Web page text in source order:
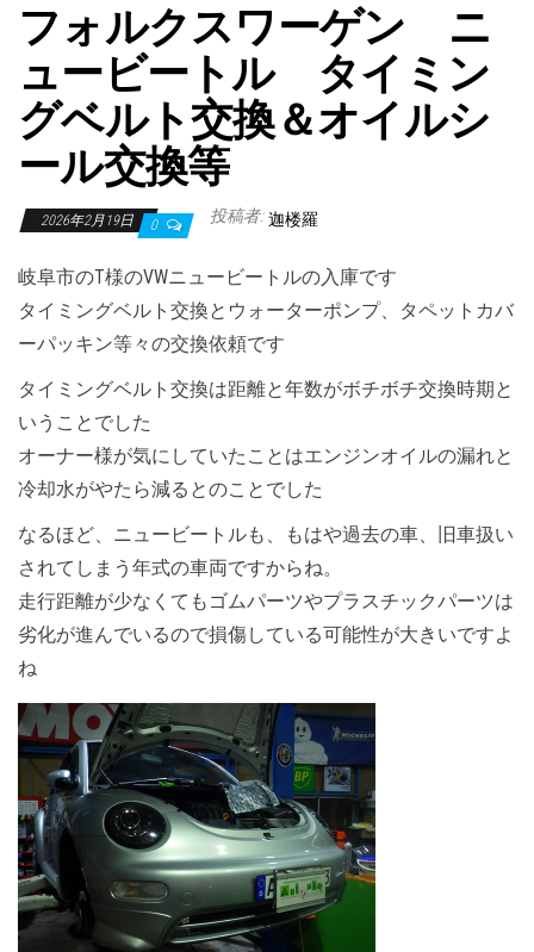
フォルクスワーゲン ニ
ュービートル タイミン
グベルト交換＆オイルシ
ール交換等
2026年2月19日 0 投稿者: 迦楼羅
岐阜市のT様のVWニュービートルの入庫です
タイミングベルト交換とウォーターポンプ、タペットカバ
ーパッキン等々の交換依頼です
タイミングベルト交換は距離と年数がボチボチ交換時期と
いうことでした
オーナー様が気にしていたことはエンジンオイルの漏れと
冷却水がやたら減るとのことでした
なるほど、ニュービートルも、もはや過去の車、旧車扱い
されてしまう年式の車両ですからね。
走行距離が少なくてもゴムパーツやプラスチックパーツは
劣化が進んでいるので損傷している可能性が大きいですよ
ね